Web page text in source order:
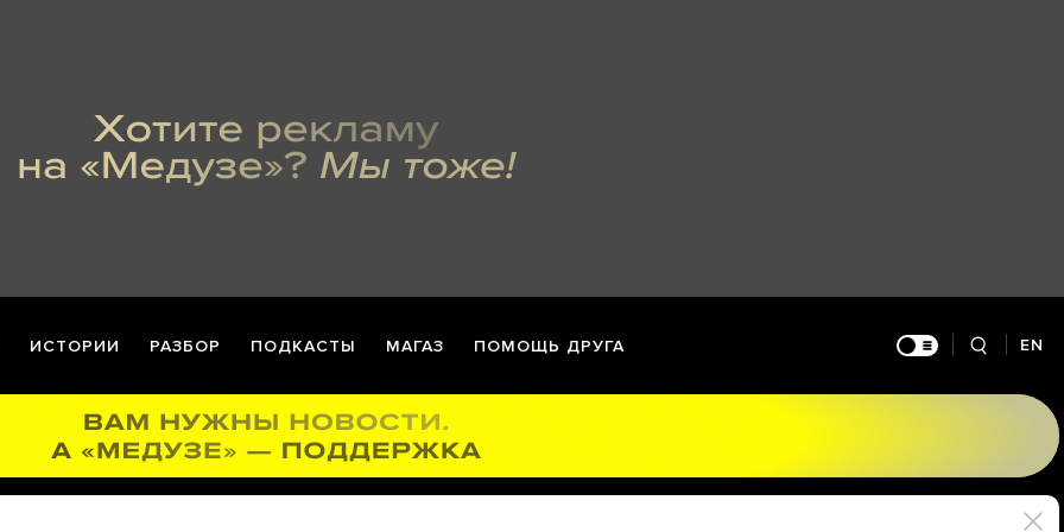
ИСТОРИИ РАЗБОР ПОДКАСТЫ МАГАЗ ПОМОЩЬ ДРУГА EN